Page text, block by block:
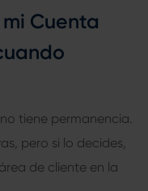
Cuenta
no tiene permanencia.
pero si lo decides,
de cliente en la